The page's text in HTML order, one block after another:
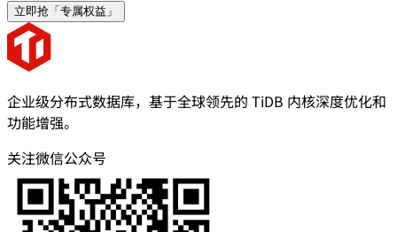
立即抢「专属权益」
企业级分布式数据库，基于全球领先的 TiDB 内核深度优化和
功能增强。
关注微信公众号